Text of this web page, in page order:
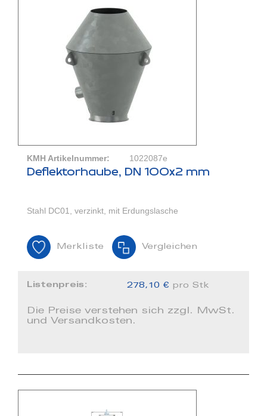
KMH Artikelnummer: 1022087e
Deflektorhaube, DN 100x2 mm
Stahl DC01, verzinkt, mit Erdungslasche
Merkliste Vergleichen
Listenpreis: 278,10 € pro Stk
Die Preise verstehen sich zzgl. MwSt.
und Versandkosten.